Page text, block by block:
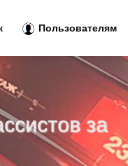
за
Пользователям